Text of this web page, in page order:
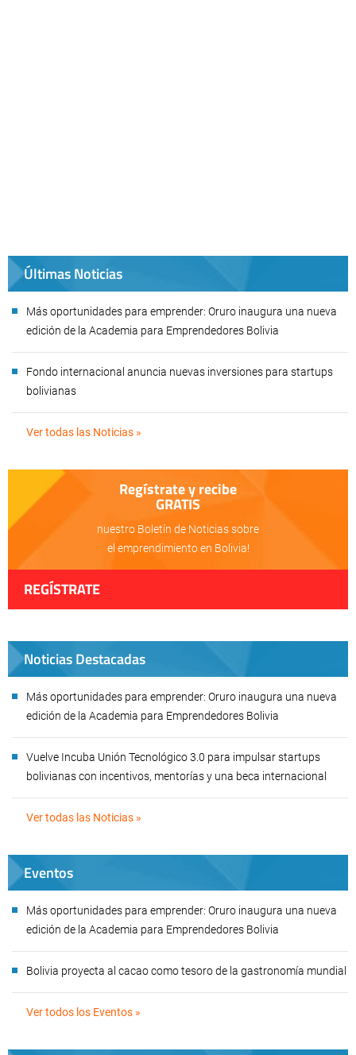
Últimas Noticias
Más oportunidades para emprender: Oruro inaugura una nueva
edición de la Academia para Emprendedores Bolivia
Fondo internacional anuncia nuevas inversiones para startups
bolivianas
Ver todas las Noticias »
Regístrate y recibe
GRATIS
nuestro Boletín de Noticias sobre
el emprendimiento en Bolivia!
REGÍSTRATE
Noticias Destacadas
Más oportunidades para emprender: Oruro inaugura una nueva
edición de la Academia para Emprendedores Bolivia
Vuelve Incuba Unión Tecnológico 3.0 para impulsar startups
bolivianas con incentivos, mentorías y una beca internacional
Ver todas las Noticias »
Eventos
Más oportunidades para emprender: Oruro inaugura una nueva
edición de la Academia para Emprendedores Bolivia
Bolivia proyecta al cacao como tesoro de la gastronomía mundial
Ver todos los Eventos »